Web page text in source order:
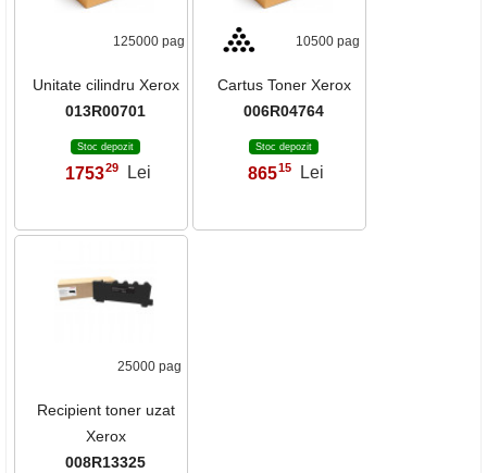
125000 pag
Unitate cilindru Xerox
013R00701
Stoc depozit
175329 Lei
10500 pag
Cartus Toner Xerox
006R04764
Stoc depozit
86515 Lei
25000 pag
Recipient toner uzat
Xerox
008R13325